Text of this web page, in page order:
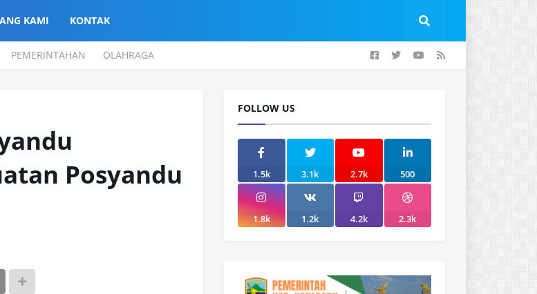
KAMI KONTAK
PEMERINTAHAN OLAHRAGA
Posyandu
FOLLOW US
1.5k 3.1k 2.7k 500
1.8k 1.2k 4.2k 2.3k